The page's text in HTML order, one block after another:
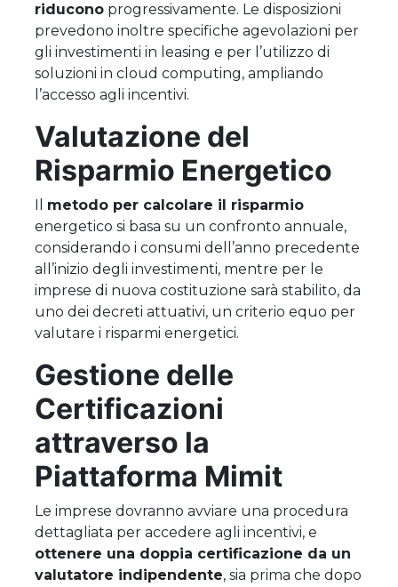
riducono progressivamente. Le disposizioni
prevedono inoltre specifiche agevolazioni per
gli investimenti in leasing e per l’utilizzo di
soluzioni in cloud computing, ampliando
l’accesso agli incentivi.
Valutazione del
Risparmio Energetico
Il metodo per calcolare il risparmio
energetico si basa su un confronto annuale,
considerando i consumi dell’anno precedente
all’inizio degli investimenti, mentre per le
imprese di nuova costituzione sarà stabilito, da
uno dei decreti attuativi, un criterio equo per
valutare i risparmi energetici.
Gestione delle
Certificazioni
attraverso la
Piattaforma Mimit
Le imprese dovranno avviare una procedura
dettagliata per accedere agli incentivi, e
ottenere una doppia certificazione da un
valutatore indipendente, sia prima che dopo